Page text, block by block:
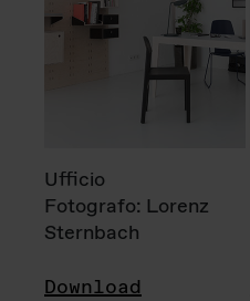
Ufficio
Fotografo: Lorenz
Sternbach
Download